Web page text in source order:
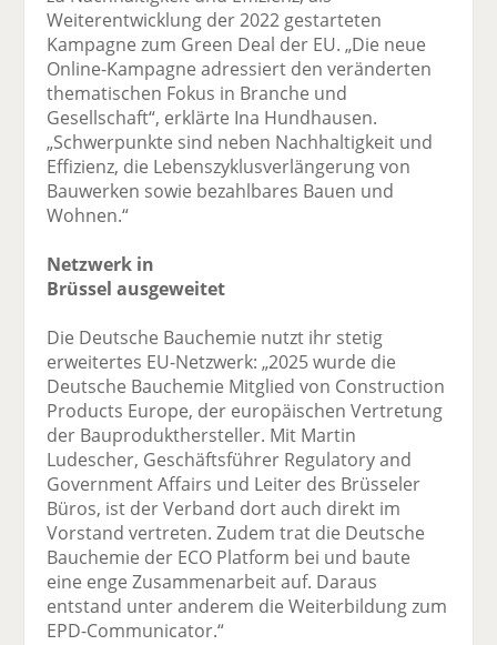
Weiterentwicklung der 2022 gestarteten
Kampagne zum Green Deal der EU. „Die neue
Online-Kampagne adressiert den veränderten
thematischen Fokus in Branche und
Gesellschaft“, erklärte Ina Hundhausen.
„Schwerpunkte sind neben Nachhaltigkeit und
Effizienz, die Lebenszyklusverlängerung von
Bauwerken sowie bezahlbares Bauen und
Wohnen.“
Netzwerk in
Brüssel ausgeweitet
Die Deutsche Bauchemie nutzt ihr stetig
erweitertes EU-Netzwerk: „2025 wurde die
Deutsche Bauchemie Mitglied von Construction
Products Europe, der europäischen Vertretung
der Bauprodukthersteller. Mit Martin
Ludescher, Geschäftsführer Regulatory and
Government Affairs und Leiter des Brüsseler
Büros, ist der Verband dort auch direkt im
Vorstand vertreten. Zudem trat die Deutsche
Bauchemie der ECO Platform bei und baute
eine enge Zusammenarbeit auf. Daraus
entstand unter anderem die Weiterbildung zum
EPD-Communicator.“